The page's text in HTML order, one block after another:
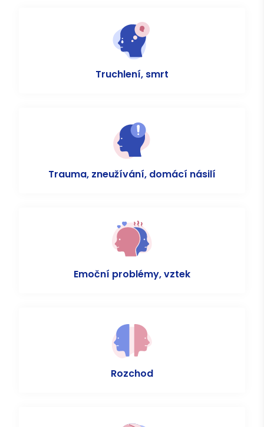
Truchlení, smrt
Trauma, zneužívání, domácí násilí
Emoční problémy, vztek
Rozchod